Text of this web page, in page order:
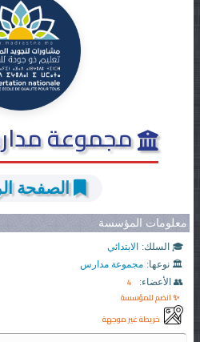
مجموعة
الصفحة
معلومات المؤسسة
🎓 السلك: الابتدائي
🏛️ نوعها: مجموعة مدارس
👥 الأعضاء:
4
✨ انضم للمؤسسة
خريطة غير موجهة